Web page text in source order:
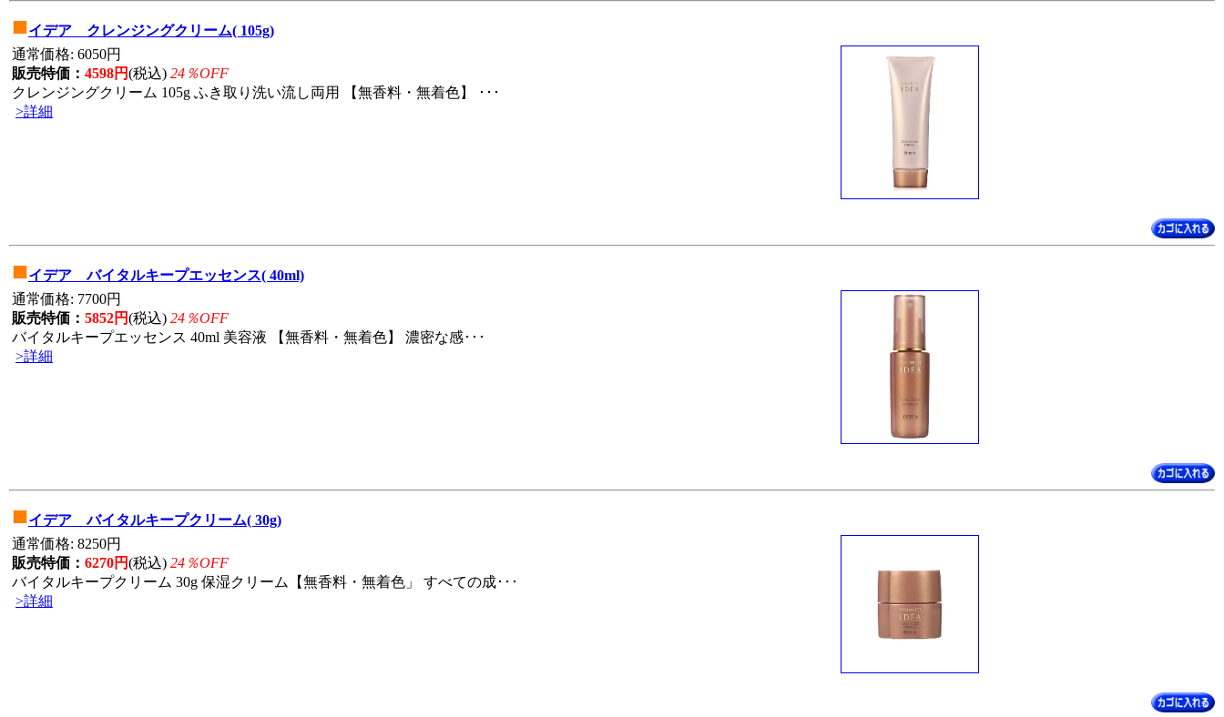
■イデア クレンジングクリーム( 105g)
通常価格: 6050円
販売特価： 4598円(税込) 24％OFF
クレンジングクリーム 105g ふき取り洗い流し両用 【無香料・無着色】 ･･･
>詳細
■イデア バイタルキープエッセンス( 40ml)
通常価格: 7700円
販売特価： 5852円(税込) 24％OFF
バイタルキープエッセンス 40ml 美容液 【無香料・無着色】 濃密な感･･･
>詳細
■イデア バイタルキープクリーム( 30g)
通常価格: 8250円
販売特価： 6270円(税込) 24％OFF
バイタルキープクリーム 30g 保湿クリーム【無香料・無着色」 すべての成･･･
>詳細